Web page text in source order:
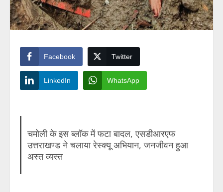
Facebook Twitter
LinkedIn WhatsApp
चमोली के इस ब्लॉक में फटा बादल, एसडीआरएफ
उत्तराखण्ड ने चलाया रेस्क्यू अभियान, जनजीवन हुआ
अस्त व्यस्त